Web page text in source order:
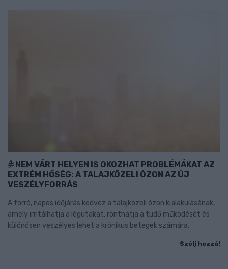
NEM VÁRT HELYEN IS OKOZHAT PROBLÉMÁKAT AZ
EXTRÉM HŐSÉG: A TALAJKÖZELI ÓZON AZ ÚJ
VESZÉLYFORRÁS
A forró, napos időjárás kedvez a talajközeli ózon kialakulásának,
amely irritálhatja a légutakat, ronthatja a tüdő működését és
különösen veszélyes lehet a krónikus betegek számára.
Szólj hozzá!